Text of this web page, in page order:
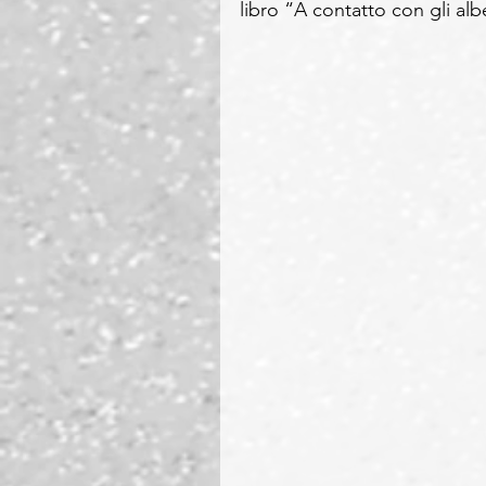
libro “A contatto con gli